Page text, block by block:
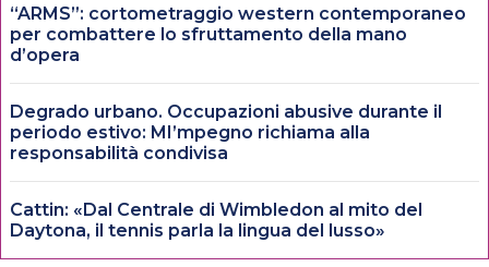
“ARMS”: cortometraggio western contemporaneo
per combattere lo sfruttamento della mano
d’opera
Degrado urbano. Occupazioni abusive durante il
periodo estivo: MI’mpegno richiama alla
responsabilità condivisa
Cattin: «Dal Centrale di Wimbledon al mito del
Daytona, il tennis parla la lingua del lusso»